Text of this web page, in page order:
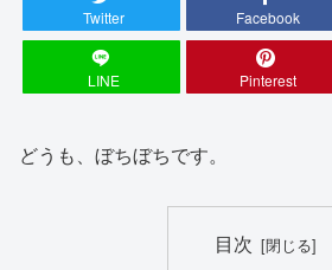
Twitter Facebook
LINE Pinterest
どうも、ぼちぼちです。
目次